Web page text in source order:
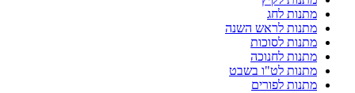
מתנות לחג
מתנות לראש השנה
מתנות לסוכות
מתנות לחנוכה
מתנות לט"ו בשבט
מתנות לפורים